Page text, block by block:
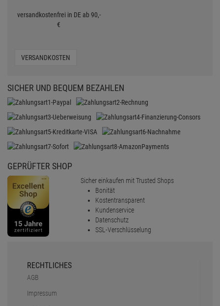
versandkostenfrei in DE ab 90,-
€
VERSANDKOSTEN
SICHER UND BEQUEM BEZAHLEN
GEPRÜFTER SHOP
Sicher einkaufen mit Trusted Shops
Bonität
Kostentransparent
Kundenservice
Datenschutz
SSL-Verschlüsselung
RECHTLICHES
AGB
Impressum